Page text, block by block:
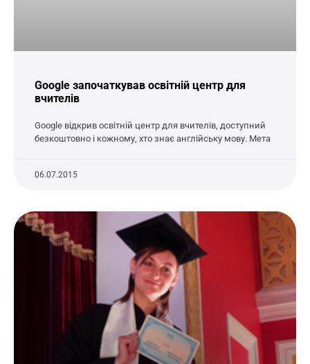
Google започаткував освітній центр для
вчителів
Google відкрив освітній центр для вчителів, доступний
безкоштовно і кожному, хто знає англійську мову. Мета
06.07.2015